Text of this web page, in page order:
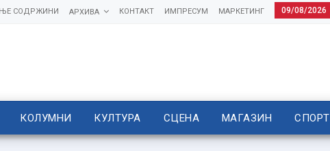
09/08/2026
МАРКЕТИНГ
ИМПРЕСУМ
КОНТАКТ
АРХИВА
СОДРЖИНИ
КОЛУМНИ КУЛТУРА СЦЕНА МАГАЗИН СПОРТ